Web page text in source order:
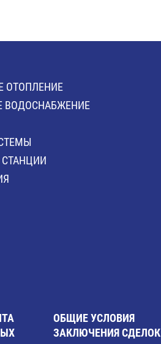
ОТОПЛЕНИЕ
ВОДОСНАБЖЕНИЕ
СТАНЦИИ
ОБЩИЕ УСЛОВИЯ
ЗАКЛЮЧЕНИЯ СДЕЛОК